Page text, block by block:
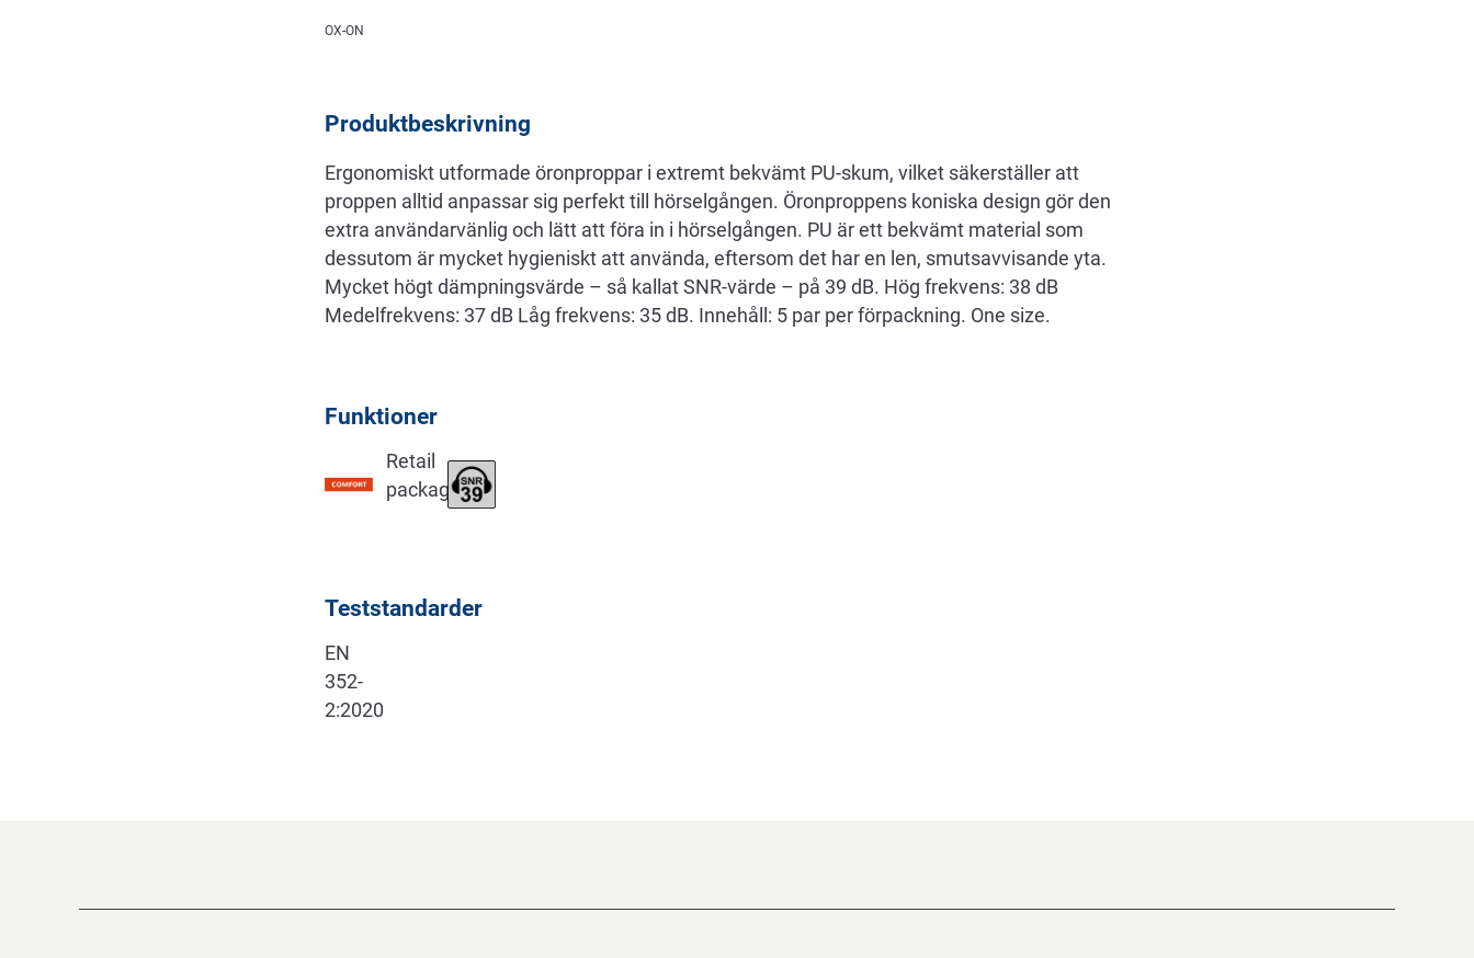
Beskrivning
OX-ON
Produktbeskrivning
Ergonomiskt utformade öronproppar i extremt bekvämt PU-skum, vilket säkerställer att
proppen alltid anpassar sig perfekt till hörselgången. Öronproppens koniska design gör den
extra användarvänlig och lätt att föra in i hörselgången. PU är ett bekvämt material som
dessutom är mycket hygieniskt att använda, eftersom det har en len, smutsavvisande yta.
Mycket högt dämpningsvärde – så kallat SNR-värde – på 39 dB. Hög frekvens: 38 dB
Medelfrekvens: 37 dB Låg frekvens: 35 dB. Innehåll: 5 par per förpackning. One size.
Funktioner
Retail
package
Teststandarder
EN
352-
2:2020